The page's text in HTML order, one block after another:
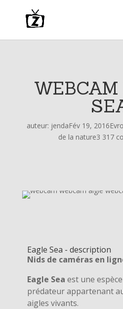
auteur: jendaFév 19, 2016
de la nature3 317
Eagle Sea - description
Nids de caméras en
Eagle Sea est une
prédateur appartenant
aigles vivants.